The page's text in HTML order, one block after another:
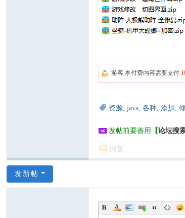
游客,本付费内容需要支付
资源,java,各种,添加,
发帖前要善用 【论坛搜
回复
发新帖